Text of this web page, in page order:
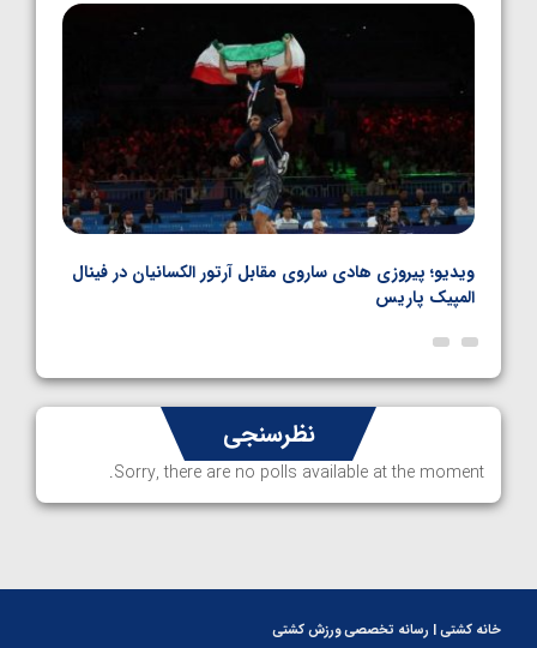
1405/05/06
ویدیو؛ پیروزی هادی ساروی مقابل آرتور الکسانیان در فینال
المپیک پاریس
نظرسنجی
Sorry, there are no polls available at the moment.
خانه کشتی | رسانه تخصصی ورزش کشتی